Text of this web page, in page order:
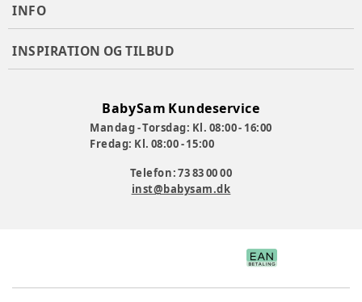
INFO
INSPIRATION OG TILBUD
BabySam Kundeservice
Mandag - Torsdag: Kl. 08:00 - 16:00
Fredag: Kl. 08:00 - 15:00
Telefon: 73 83 00 00
inst@babysam.dk